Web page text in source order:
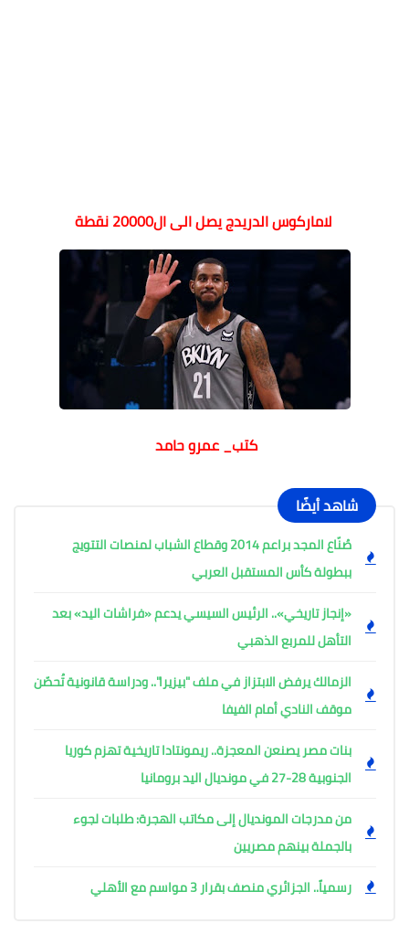
لاماركوس الدريدج يصل الى ال20000 نقطة
كتب_ عمرو حامد
شاهد أيضًا
صُنّاع المجد براعم 2014 وقطاع الشباب لمنصات التتويج
ببطولة كأس المستقبل العربي
«إنجاز تاريخي».. الرئيس السيسي يدعم «فراشات اليد» بعد
التأهل للمربع الذهبي
الزمالك يرفض الابتزاز في ملف "بيزيرا".. ودراسة قانونية تُحصّن
موقف النادي أمام الفيفا
بنات مصر يصنعن المعجزة.. ريمونتادا تاريخية تهزم كوريا
الجنوبية 28-27 في مونديال اليد برومانيا
من مدرجات المونديال إلى مكاتب الهجرة: طلبات لجوء
بالجملة بينهم مصريين
رسمياً.. الجزائري منصف بقرار 3 مواسم مع الأهلي